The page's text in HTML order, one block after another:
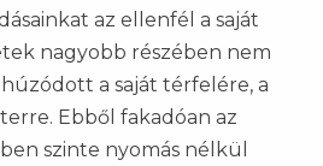
az ellenfél a saját
nagyobb részében nem
a saját térfelére, a
Ebből fakadóan az
szinte nyomás nélkül